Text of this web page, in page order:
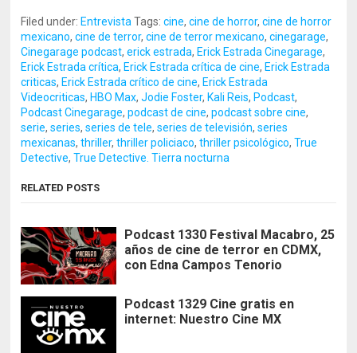
Filed under: Entrevista Tags:cine,cine de horror,cine de horror
mexicano,cine de terror,cine de terror mexicano,cinegarage,
Cinegarage podcast,erick estrada, Erick Estrada Cinegarage,
Erick Estrada crítica, Erick Estrada crítica de cine, Erick Estrada
criticas, Erick Estrada crítico de cine, Erick Estrada
Videocriticas, HBO Max,Jodie Foster, Kali Reis, Podcast,
Podcast Cinegarage,podcast de cine,podcast sobre cine,
serie,series,series de tele,series de televisión,series
mexicanas,thriller,thriller policiaco,thriller psicológico,True
Detective,True Detective. Tierra nocturna
RELATED POSTS
Podcast 1330 Festival Macabro, 25
años de cine de terror en CDMX,
con Edna Campos Tenorio
Podcast 1329 Cine gratis en
internet: Nuestro Cine MX